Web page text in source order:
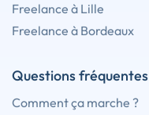
Freelance à Lille
Freelance à Bordeaux
Questions fréquentes
Comment ça marche ?